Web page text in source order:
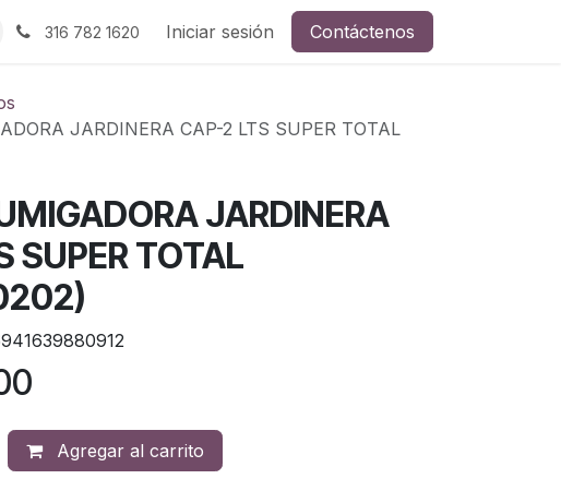
316 782 1620 Iniciar sesión Contáctenos
JARDINERA CAP-2 LTS SUPER TOTAL
JARDINERA
SUPER TOTAL
Agregar al carrito